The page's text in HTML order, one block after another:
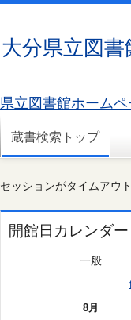
大分県立図
県立図書館ホーム
蔵書検索トップ
セッションがタイムアウ
開館日カレンダー
一般
8月